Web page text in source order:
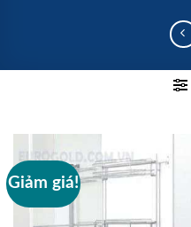
Giảm giá!